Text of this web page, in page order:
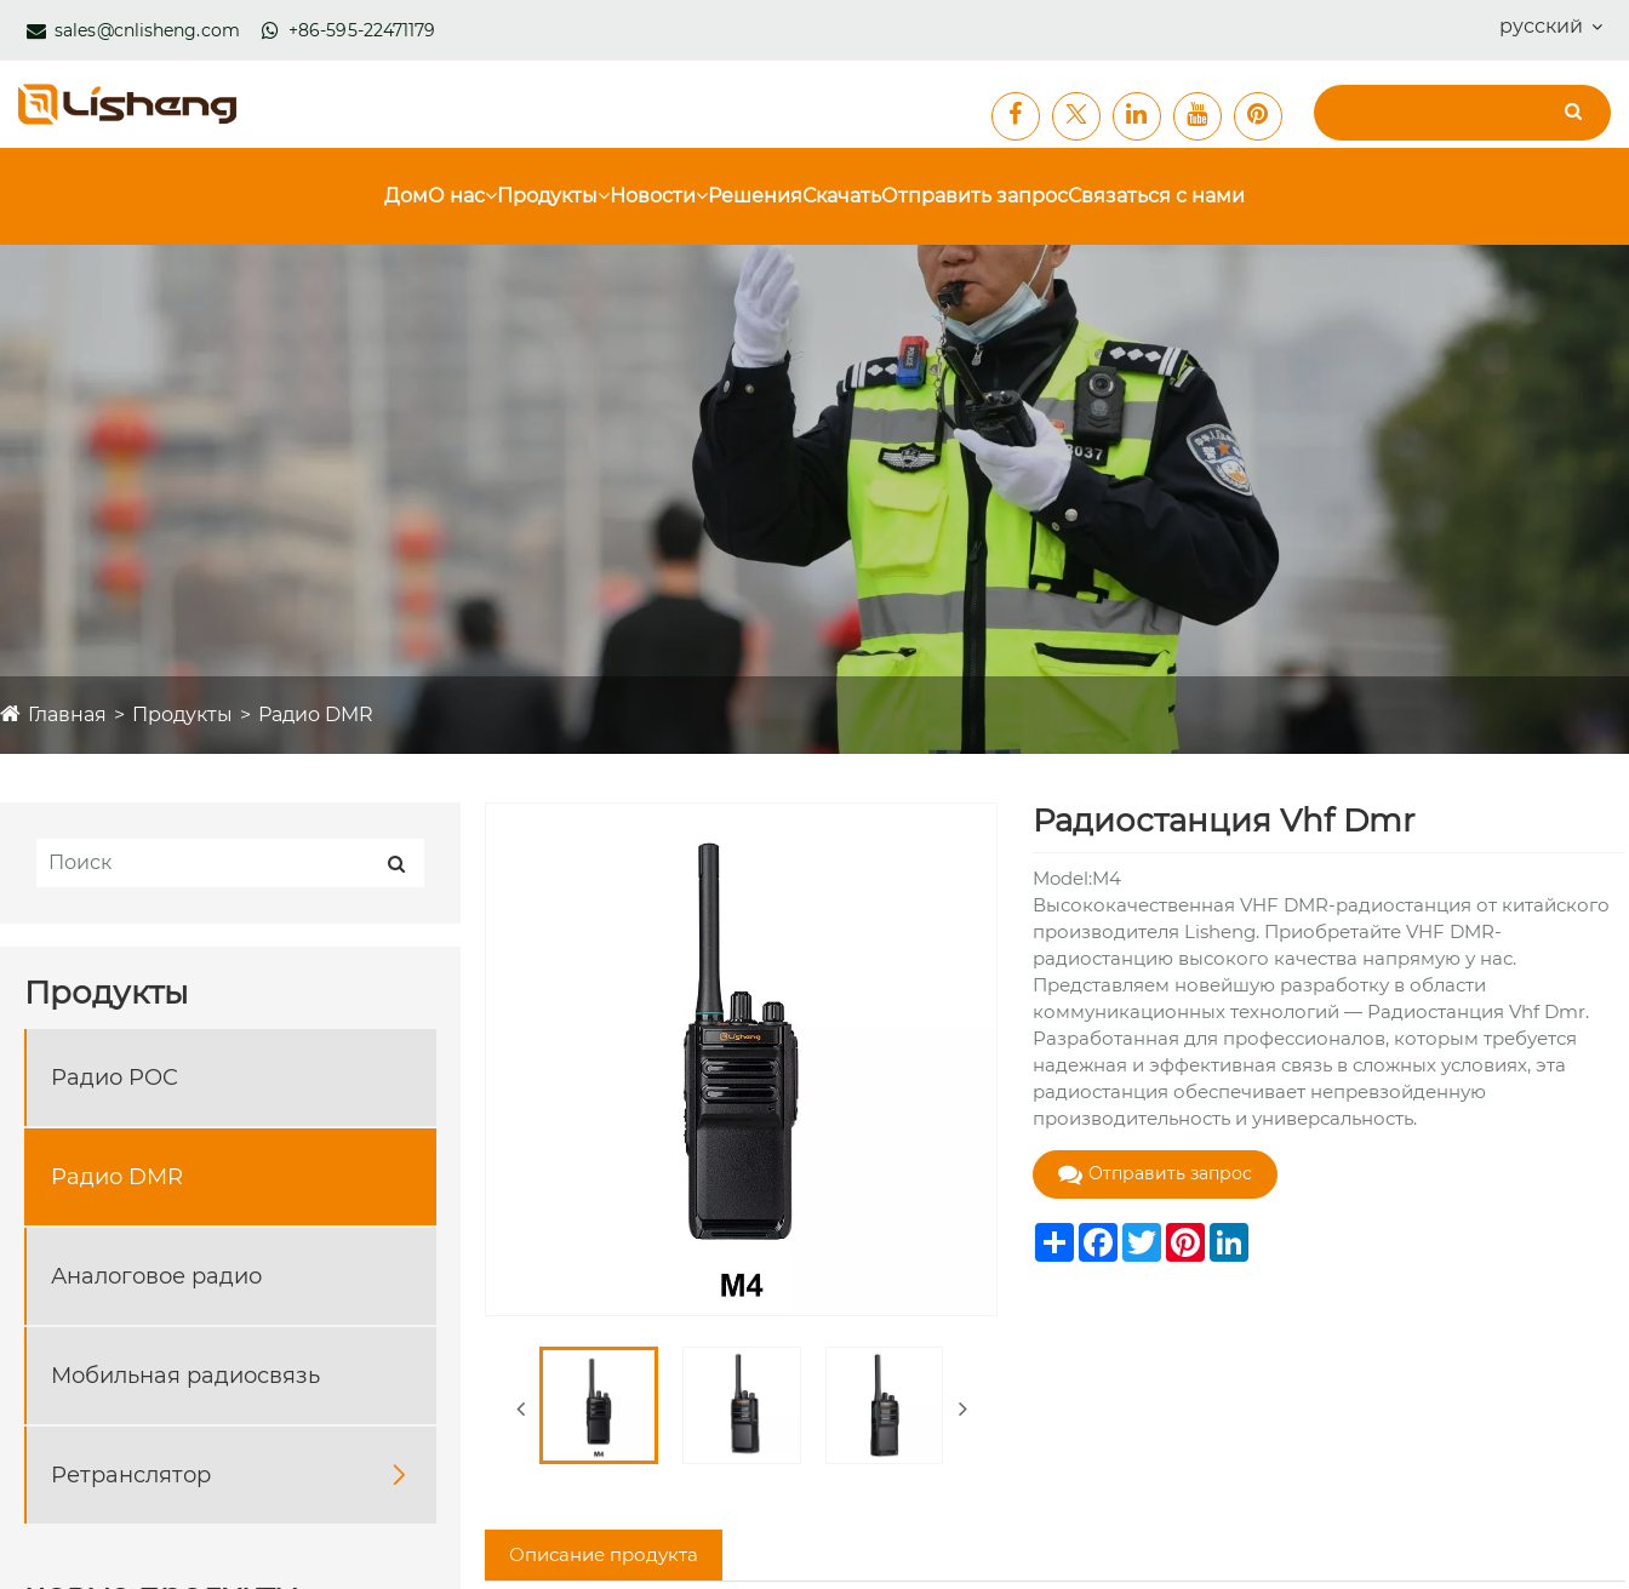
русский
sales@cnlisheng.com +86-595-22471179
ДомО нас Продукты Новости РешенияСкачатьОтправить запросСвязаться с нами
Главная Продукты Радио DMR
Продукты
Радио POC
Радио DMR
Аналоговое радио
Мобильная радиосвязь
Ретранслятор 
Радиостанция Vhf Dmr
Model:M4
Высококачественная VHF DMR-радиостанция от китайского
производителя Lisheng. Приобретайте VHF DMR-
радиостанцию высокого качества напрямую у нас.
Представляем новейшую разработку в области
коммуникационных технологий — Радиостанция Vhf Dmr.
Разработанная для профессионалов, которым требуется
надежная и эффективная связь в сложных условиях, эта
радиостанция обеспечивает непревзойденную
производительность и универсальность.
Отправить запрос
ShareFacebook
TwitterPinterestLinkedIn
Описание продукта